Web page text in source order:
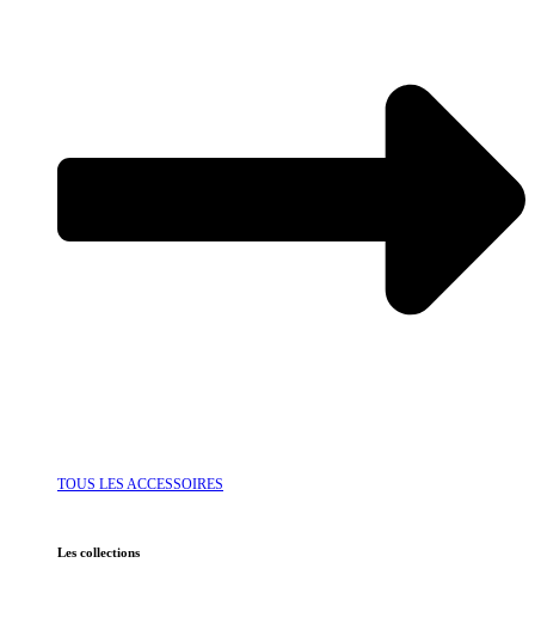
TOUS LES ACCESSOIRES
Les collections